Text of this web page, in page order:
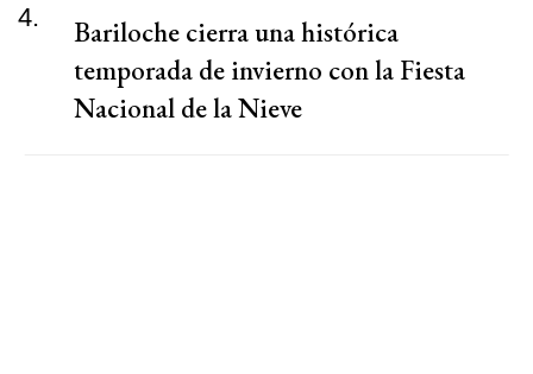
4.
Bariloche cierra una histórica
temporada de invierno con la Fiesta
Nacional de la Nieve